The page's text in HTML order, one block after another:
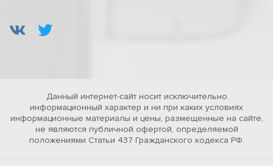
Данный интернет-сайт носит исключительно
информационный характер и ни при каких условиях
информационные материалы и цены, размещенные на сайте,
не являются публичной офертой, определяемой
положениями Статьи 437 Гражданского кодекса РФ.